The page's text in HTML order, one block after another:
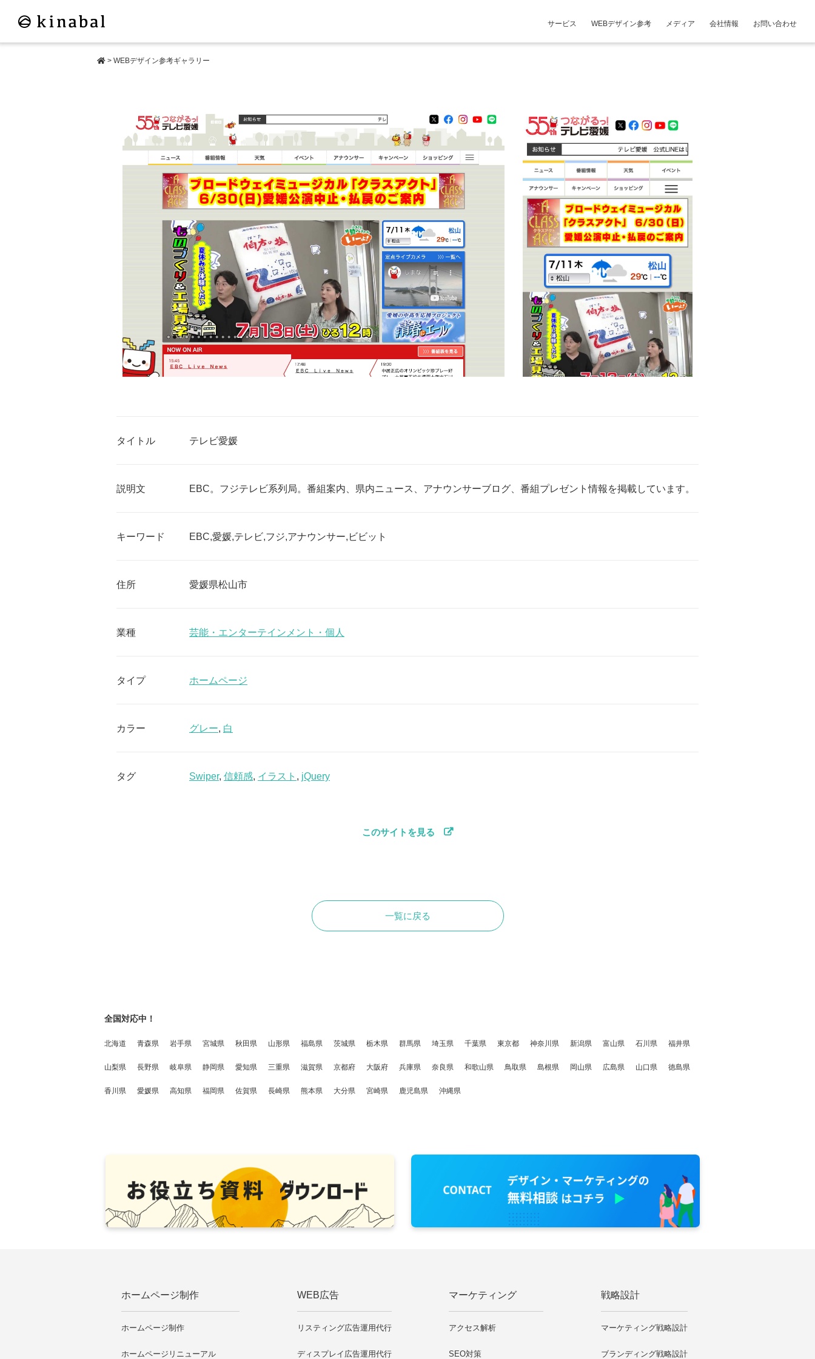
サービス WEBデザイン参考 メディア 会社情報 お問い合わせ
> WEBデザイン参考ギャラリー
タイトル テレビ愛媛
説明文 EBC。フジテレビ系列局。番組案内、県内ニュース、アナウンサーブログ、番組プレゼント情報を掲載しています。
キーワード EBC,愛媛,テレビ,フジ,アナウンサー,ビビット
住所 愛媛県松山市
業種 芸能・エンターテインメント・個人
タイプ ホームページ
カラー グレー, 白
タグ Swiper, 信頼感, イラスト , jQuery
このサイトを見る
一覧に戻る
全国対応中！
北海道 青森県 岩手県 宮城県 秋田県 山形県 福島県 茨城県 栃木県 群馬県 埼玉県 千葉県 東京都 神奈川県 新潟県 富山県 石川県 福井県
山梨県 長野県 岐阜県 静岡県 愛知県 三重県 滋賀県 京都府 大阪府 兵庫県 奈良県 和歌山県 鳥取県 島根県 岡山県 広島県 山口県 徳島県
香川県 愛媛県 高知県 福岡県 佐賀県 長崎県 熊本県 大分県 宮崎県 鹿児島県 沖縄県
ホームページ制作
ホームページ制作
ホームページリニューアル
WEB広告
リスティング広告運用代行
ディスプレイ広告運用代行
マーケティング
アクセス解析
SEO対策
戦略設計
マーケティング戦略設計
ブランディング戦略設計